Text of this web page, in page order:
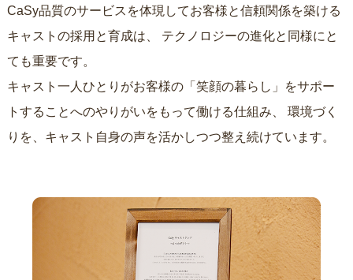
CaSy品質のサービスを体現してお客様と信頼関係を築ける
キャストの採用と育成は、
ても重要です。
キャスト一人ひとりがお客様の「笑顔の暮らし」をサポー
トすることへのやりがいをもって働ける仕組み、
りを、キャスト自身の声を活かしつつ整え続けています。